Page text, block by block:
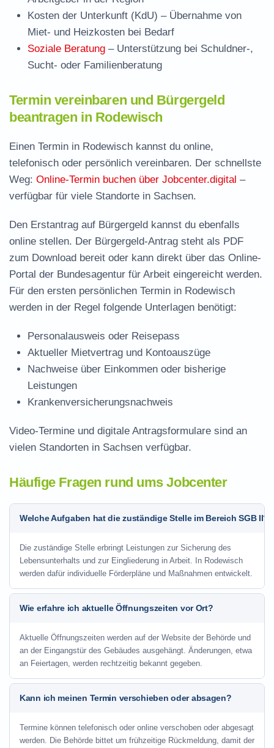
Kosten der Unterkunft (KdU) – Übernahme von
Miet- und Heizkosten bei Bedarf
Soziale Beratung – Unterstützung bei Schuldner-,
Sucht- oder Familienberatung
Termin vereinbaren und Bürgergeld
beantragen in Rodewisch
Einen Termin in Rodewisch kannst du online,
telefonisch oder persönlich vereinbaren. Der schnellste
Weg: Online-Termin buchen über Jobcenter.digital –
verfügbar für viele Standorte in Sachsen.
Den Erstantrag auf Bürgergeld kannst du ebenfalls
online stellen. Der Bürgergeld-Antrag steht als PDF
zum Download bereit oder kann direkt über das Online-
Portal der Bundesagentur für Arbeit eingereicht werden.
Für den ersten persönlichen Termin in Rodewisch
werden in der Regel folgende Unterlagen benötigt:
Personalausweis oder Reisepass
Aktueller Mietvertrag und Kontoauszüge
Nachweise über Einkommen oder bisherige
Leistungen
Krankenversicherungsnachweis
Video-Termine und digitale Antragsformulare sind an
vielen Standorten in Sachsen verfügbar.
Häufige Fragen rund ums Jobcenter
Welche Aufgaben hat die zuständige Stelle im Bereich SGB II?
Die zuständige Stelle erbringt Leistungen zur Sicherung des
Lebensunterhalts und zur Eingliederung in Arbeit. In Rodewisch
werden dafür individuelle Förderpläne und Maßnahmen entwickelt.
Wie erfahre ich aktuelle Öffnungszeiten vor Ort?
Aktuelle Öffnungszeiten werden auf der Website der Behörde und
an der Eingangstür des Gebäudes ausgehängt. Änderungen, etwa
an Feiertagen, werden rechtzeitig bekannt gegeben.
Kann ich meinen Termin verschieben oder absagen?
Termine können telefonisch oder online verschoben oder abgesagt
werden. Die Behörde bittet um frühzeitige Rückmeldung, damit der